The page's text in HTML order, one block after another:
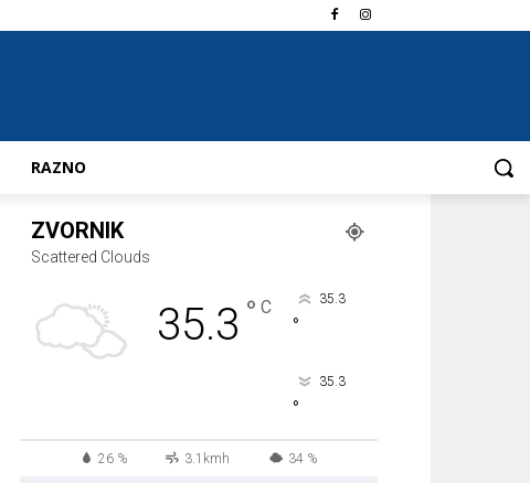
RAZNO
ZVORNIK
Scattered Clouds
35.3 ° C 35.3
°
35.3
°
26 % 3.1kmh 34 %